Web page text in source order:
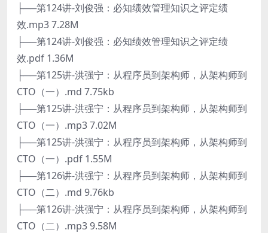
├──第124讲-刘俊强：必知绩效管理知识之评定绩
效.mp3 7.28M
├──第124讲-刘俊强：必知绩效管理知识之评定绩
效.pdf 1.36M
├──第125讲-洪强宁：从程序员到架构师，从架构师到
CTO（一）.md 7.75kb
├──第125讲-洪强宁：从程序员到架构师，从架构师到
CTO（一）.mp3 7.02M
├──第125讲-洪强宁：从程序员到架构师，从架构师到
CTO（一）.pdf 1.55M
├──第126讲-洪强宁：从程序员到架构师，从架构师到
CTO（二）.md 9.76kb
├──第126讲-洪强宁：从程序员到架构师，从架构师到
CTO（二）.mp3 9.58M